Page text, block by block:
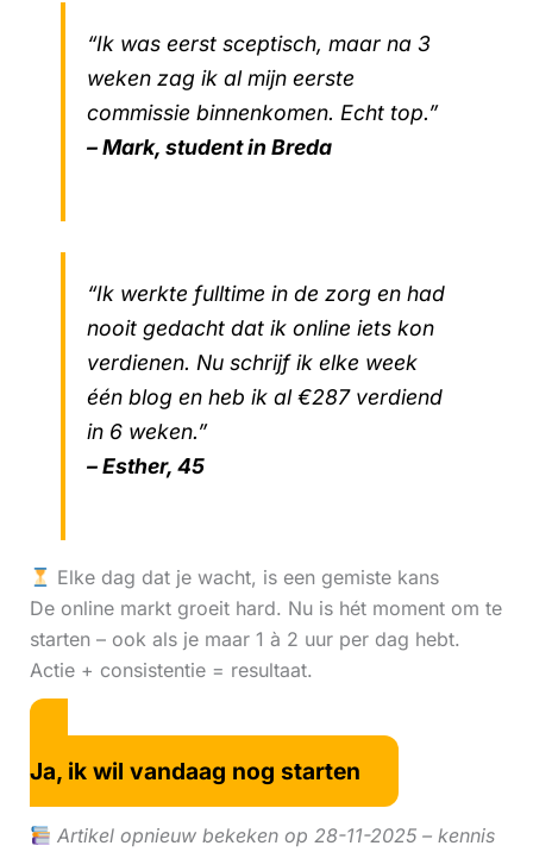
“Ik was eerst sceptisch, maar na 3
weken zag ik al mijn eerste
commissie binnenkomen. Echt top.”
– Mark, student in Breda
“Ik werkte fulltime in de zorg en had
nooit gedacht dat ik online iets kon
verdienen. Nu schrijf ik elke week
één blog en heb ik al €287 verdiend
in 6 weken.”
– Esther, 45
Elke dag dat je wacht, is een gemiste kans
De online markt groeit hard. Nu is hét moment om te
starten – ook als je maar 1 à 2 uur per dag hebt.
Actie + consistentie = resultaat.
Ja, ik wil vandaag nog starten
Artikel opnieuw bekeken op 28-11-2025 – kennis